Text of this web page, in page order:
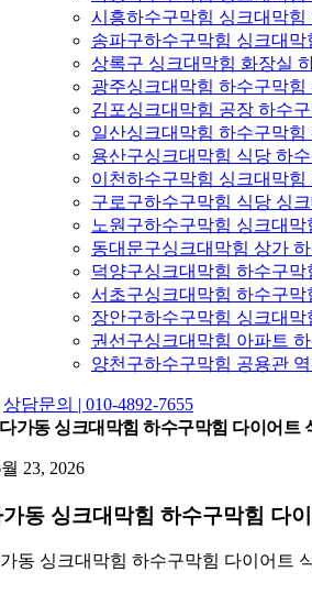
시흥하수구막힘 싱크대막힘
송파구하수구막힘 싱크대막
상록구 싱크대막힘 화장실
광주싱크대막힘 하수구막힘
김포싱크대막힘 공장 하수
일산싱크대막힘 하수구막힘
용산구싱크대막힘 식당 하
이천하수구막힘 싱크대막힘
구로구하수구막힘 식당 싱
노원구하수구막힘 싱크대막
동대문구싱크대막힘 상가
덕양구싱크대막힘 하수구막
서초구싱크대막힘 하수구막
장안구하수구막힘 싱크대막
권선구싱크대막힘 아파트
양천구하수구막힘 공용관
상담문의 | 010-4892-7655
다가동 싱크대막힘 하수구막힘 다이어트
23, 2026
동 싱크대막힘 하수구막힘 다
동 싱크대막힘 하수구막힘 다이어트